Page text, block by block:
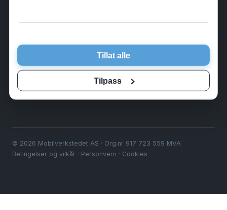
Tillat alle
Tilpass
KUNDESERVICE
© 2026 Mobilverkstedet AS · Org.nr 917 723 559 MVA
Betingelser og vilkår · Personvern · Cookies